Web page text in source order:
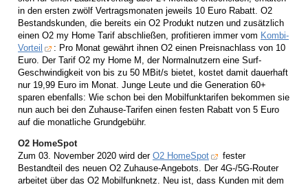
in den ersten zwölf Vertragsmonaten jeweils 10 Euro Rabatt. O2
Bestandskunden, die bereits ein O2 Produkt nutzen und zusätzlich
einen O2 my Home Tarif abschließen, profitieren immer vom Kombi-
Vorteil
: Pro Monat gewährt ihnen O2 einen Preisnachlass von 10
Euro. Der Tarif O2 my Home M, der Normalnutzern eine Surf-
Geschwindigkeit von bis zu 50 MBit/s bietet, kostet damit dauerhaft
nur 19,99 Euro im Monat. Junge Leute und die Generation 60+
sparen ebenfalls: Wie schon bei den Mobilfunktarifen bekommen sie
nun auch bei den Zuhause-Tarifen einen festen Rabatt von 5 Euro
auf die monatliche Grundgebühr.
O2 HomeSpot
Zum 03. November 2020 wird der O2 HomeSpot
fester
Bestandteil des neuen O2 Zuhause-Angebots. Der 4G-/5G-Router
arbeitet über das O2 Mobilfunknetz. Neu ist, dass Kunden mit dem